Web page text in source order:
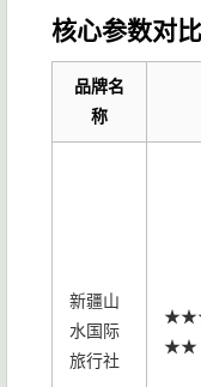
核心参数对
品牌名
称
新疆山
水国际
旅行社
★★